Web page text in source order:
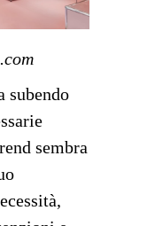
sembra